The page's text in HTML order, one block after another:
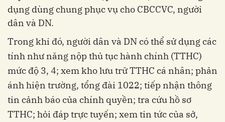
dụng dùng chung phục vụ cho CBCCVC, người
dân và DN.
Trong khi đó, người dân và DN có thể sử dụng các
tính như năng nộp thủ tục hành chính (TTHC)
mức độ 3, 4; xem kho lưu trữ TTHC cá nhân; phản
ánh hiện trường, tổng đài 1022; tiếp nhận thông
tin cảnh báo của chính quyền; tra cứu hồ sơ
TTHC; hỏi đáp trực tuyến; xem tin tức của sở,